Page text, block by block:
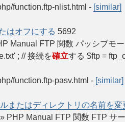
function.ftp-nlist.html - [similar]
はオフにする 5692
Manual FTP 関数 パッシブモ
; // 接続を確立する $ftp =
function.ftp-pasv.html - [similar]
またはディレクトリの名前を変
PHP Manual FTP 関数 FTP サ